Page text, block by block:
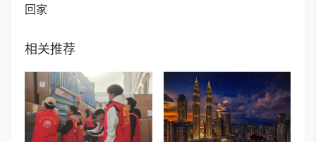
回家
相关推荐